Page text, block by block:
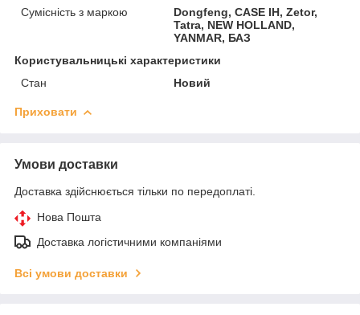
Сумісність з маркою
Dongfeng, CASE IH, Zetor,
Tatra, NEW HOLLAND,
YANMAR, БАЗ
Користувальницькі характеристики
Стан
Новий
Приховати
Умови доставки
Доставка здійснюється тільки по передоплаті.
Нова Пошта
Доставка логістичними компаніями
Всі умови доставки